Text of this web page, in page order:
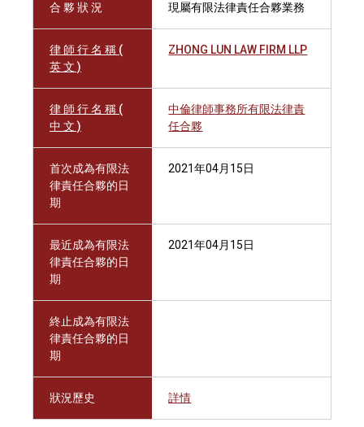
合 夥 狀 況 現屬有限法律責任合夥業務
律 師 行 名 稱 (
英 文 )
ZHONG LUN LAW FIRM LLP
律 師 行 名 稱 (
中 文 )
中倫律師事務所有限法律責
任合夥
首次成為有限法
律責任合夥的日
期
2021年04月15日
最近成為有限法
律責任合夥的日
期
2021年04月15日
終止成為有限法
律責任合夥的日
期
狀況歷史 詳情